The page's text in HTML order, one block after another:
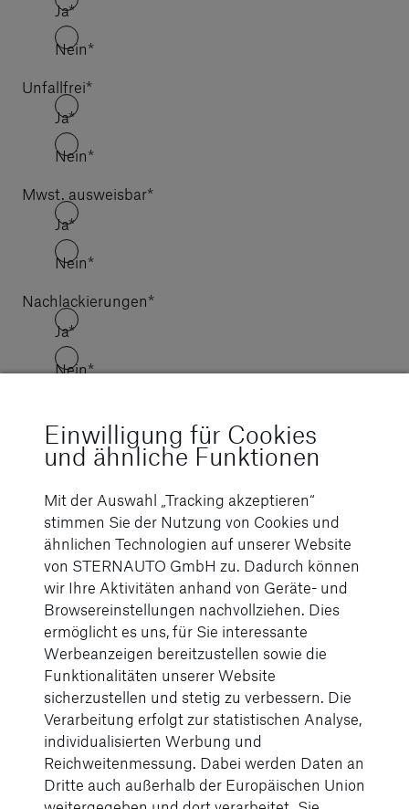
Ja*
Nein*
Unfallfrei*
Ja*
Nein*
Mwst. ausweisbar*
Ja*
Nein*
Nachlackierungen*
Ja*
Nein*
Interesse an zukünftigen Fahrzeug*
Standort
Bemerkungen
Einwilligung für Cookies
und ähnliche Funktionen
Mit der Auswahl „Tracking akzeptieren“
stimmen Sie der Nutzung von Cookies und
ähnlichen Technologien auf unserer Website
von STERNAUTO GmbH zu. Dadurch können
wir Ihre Aktivitäten anhand von Geräte- und
Browsereinstellungen nachvollziehen. Dies
ermöglicht es uns, für Sie interessante
Werbeanzeigen bereitzustellen sowie die
Funktionalitäten unserer Website
sicherzustellen und stetig zu verbessern. Die
Verarbeitung erfolgt zur statistischen Analyse,
individualisierten Werbung und
Reichweitenmessung. Dabei werden Daten an
Dritte auch außerhalb der Europäischen Union